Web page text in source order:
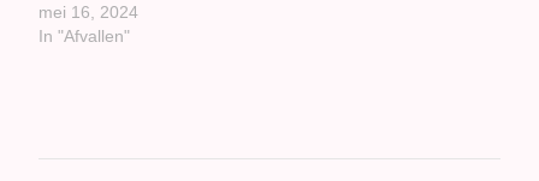
mei 16, 2024
In "Afvallen"